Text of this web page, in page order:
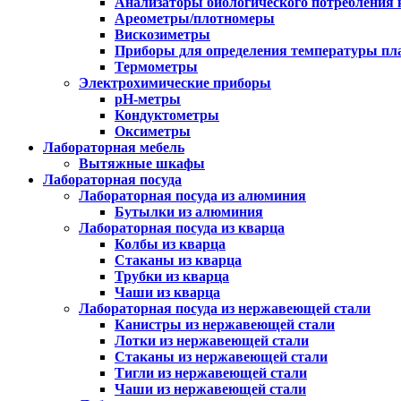
Ареометры/плотномеры
Вискозиметры
Приборы для определения температуры
Термометры
Электрохимические приборы
pH-метры
Кондуктометры
Оксиметры
Лабораторная мебель
Вытяжные шкафы
Лабораторная посуда
Лабораторная посуда из алюминия
Бутылки из алюминия
Лабораторная посуда из кварца
Колбы из кварца
Стаканы из кварца
Трубки из кварца
Чаши из кварца
Лабораторная посуда из нержавеющей стали
Канистры из нержавеющей стали
Лотки из нержавеющей стали
Стаканы из нержавеющей стали
Тигли из нержавеющей стали
Чаши из нержавеющей стали